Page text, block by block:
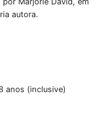
autora.
anos (inclusive)